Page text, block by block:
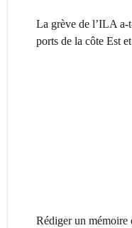
La grève de l’ILA a-
ports de la côte Est
Rédiger un